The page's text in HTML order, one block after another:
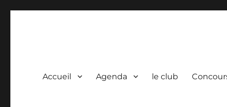
Accueil Agenda le club